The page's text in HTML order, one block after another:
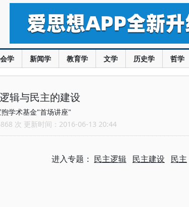
学 新闻学 教育学 文学 历史学 哲学
辑与民主的建设
学术基金"首场讲座"
次 更新时间：2016-06-13 20:44
进入专题： 民主逻辑 民主建设 民主